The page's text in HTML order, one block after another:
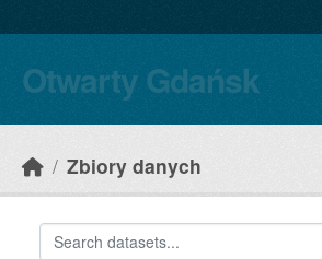
Otwarty Gdańsk
Zbiory danych